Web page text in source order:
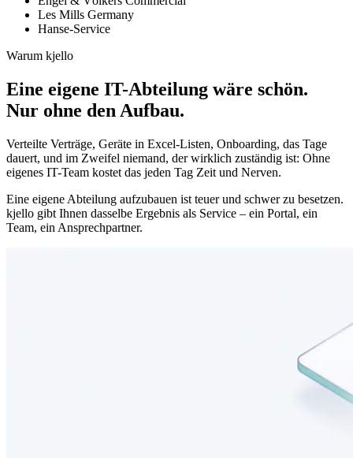
Les Mills Germany
Hanse-Service
Warum kjello
Eine eigene IT-Abteilung wäre schön.
Nur ohne den Aufbau.
Verteilte Verträge, Geräte in Excel-Listen, Onboarding, das Tage
dauert, und im Zweifel niemand, der wirklich zuständig ist: Ohne
eigenes IT-Team kostet das jeden Tag Zeit und Nerven.
Eine eigene Abteilung aufzubauen ist teuer und schwer zu besetzen.
kjello gibt Ihnen dasselbe Ergebnis als Service – ein Portal, ein
Team, ein Ansprechpartner.